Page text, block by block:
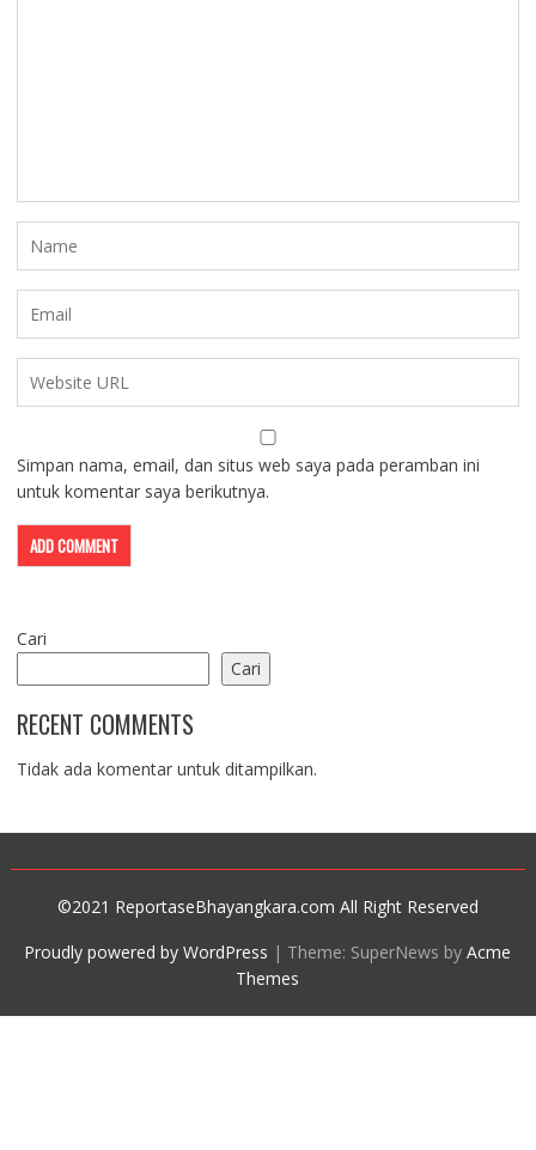
Simpan nama, email, dan situs web saya pada peramban ini
untuk komentar saya berikutnya.
Cari
Cari
RECENT COMMENTS
Tidak ada komentar untuk ditampilkan.
©2021 ReportaseBhayangkara.com All Right Reserved
Proudly powered by WordPress | Theme: SuperNews byAcme
Themes